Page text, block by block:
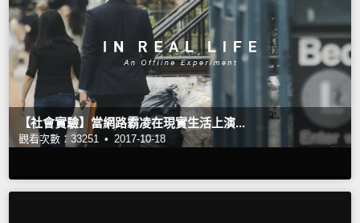
【社會實驗】當網路霸凌在現實生活上演...
觀看次數：33251 • 2017-10-18